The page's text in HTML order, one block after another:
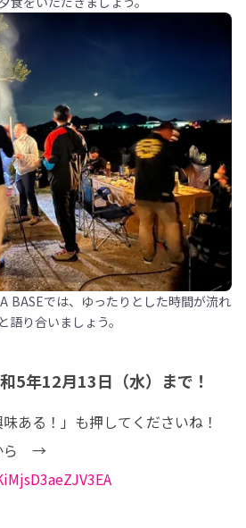
BASEでは、ゆったりとした時間が流れ
語り合いましょう。
5年12月13日（水）まで！
ある！」も押してくださいね！